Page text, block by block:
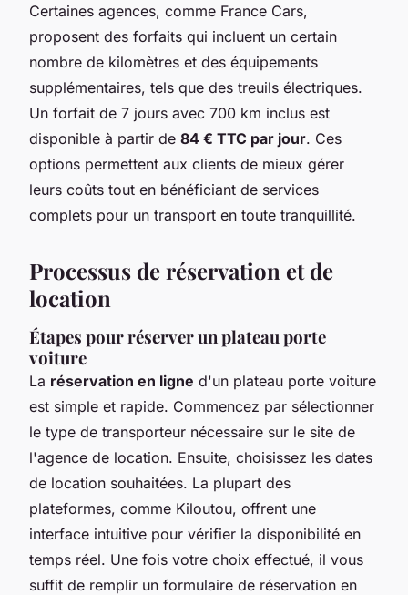
Certaines agences, comme France Cars,
proposent des forfaits qui incluent un certain
nombre de kilomètres et des équipements
supplémentaires, tels que des treuils électriques.
Un forfait de 7 jours avec 700 km inclus est
disponible à partir de 84 € TTC par jour. Ces
options permettent aux clients de mieux gérer
leurs coûts tout en bénéficiant de services
complets pour un transport en toute tranquillité.
Processus de réservation et de
location
Étapes pour réserver un plateau porte
voiture
La réservation en ligne d'un plateau porte voiture
est simple et rapide. Commencez par sélectionner
le type de transporteur nécessaire sur le site de
l'agence de location. Ensuite, choisissez les dates
de location souhaitées. La plupart des
plateformes, comme Kiloutou, offrent une
interface intuitive pour vérifier la disponibilité en
temps réel. Une fois votre choix effectué, il vous
suffit de remplir un formulaire de réservation en